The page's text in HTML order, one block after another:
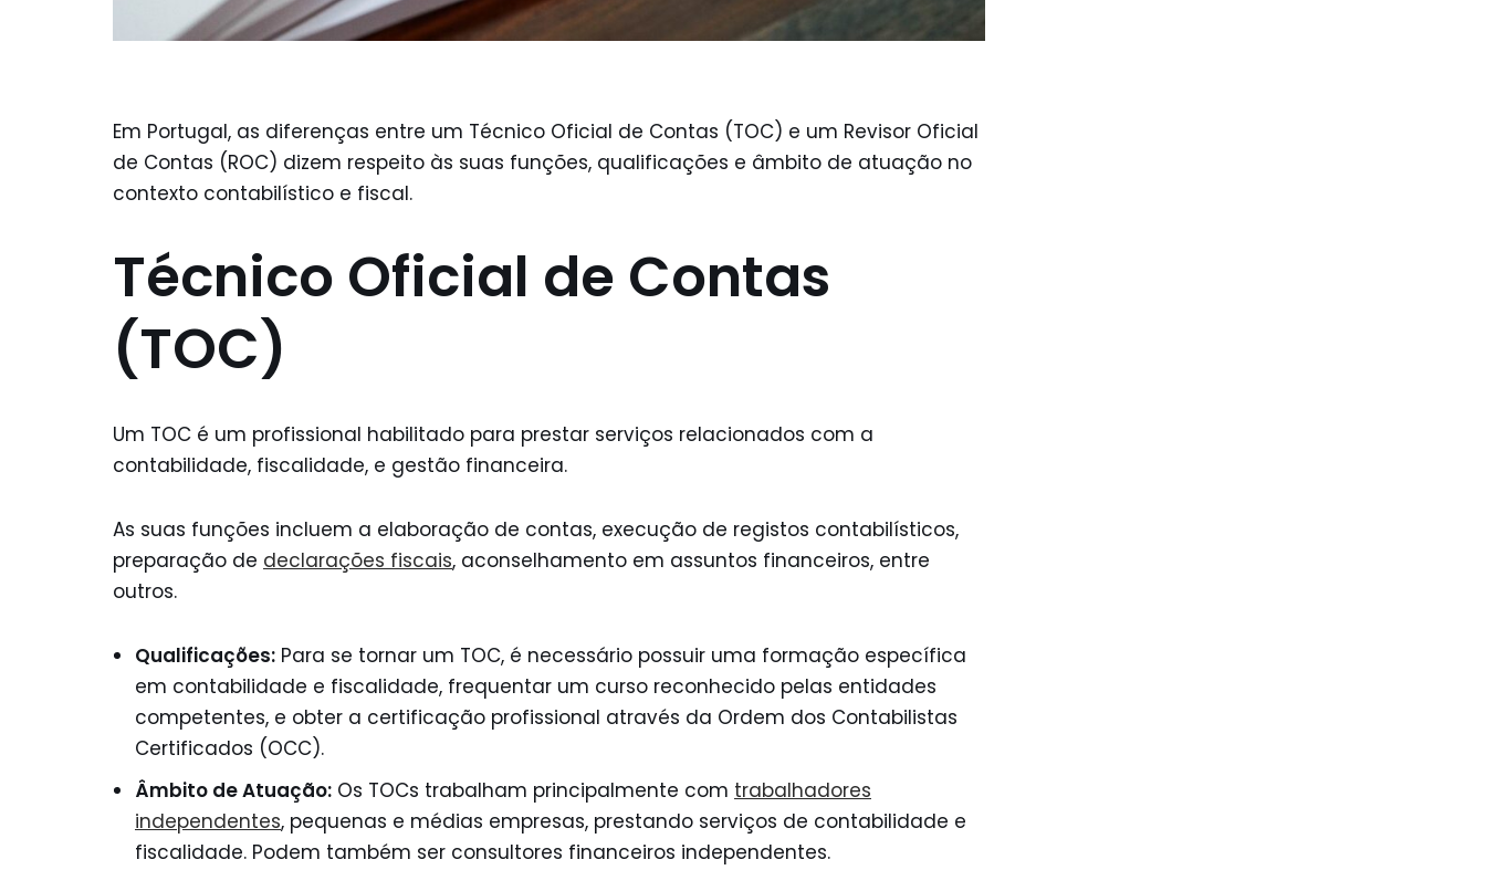
Em Portugal, as diferenças entre um Técnico Oficial de Contas (TOC) e um Revisor Oficial
de Contas (ROC) dizem respeito às suas funções, qualificações e âmbito de atuação no
contexto contabilístico e fiscal.
Técnico Oficial de Contas
(TOC)
Um TOC é um profissional habilitado para prestar serviços relacionados com a
contabilidade, fiscalidade, e gestão financeira.
As suas funções incluem a elaboração de contas, execução de registos contabilísticos,
preparação de declarações fiscais, aconselhamento em assuntos financeiros, entre
outros.
Qualificações: Para se tornar um TOC, é necessário possuir uma formação específica
em contabilidade e fiscalidade, frequentar um curso reconhecido pelas entidades
competentes, e obter a certificação profissional através da Ordem dos Contabilistas
Certificados (OCC).
Âmbito de Atuação: Os TOCs trabalham principalmente com trabalhadores
independentes, pequenas e médias empresas, prestando serviços de contabilidade e
fiscalidade. Podem também ser consultores financeiros independentes.